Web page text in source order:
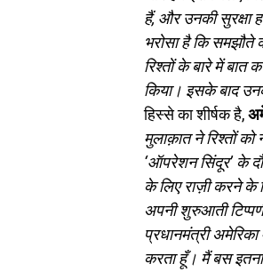
हैं, और उनकी सुरक्षा
भरोसा है कि समझौते
रिश्तों के बारे में बात
किया। इसके बाद
हिस्से का शीर्षक है,
मुलाक़ात ने रिश्तों को
‘ऑपरेशन सिंदूर’ के
के लिए राज़ी करने के
अपनी शुरुआती
प्रधानमंत्री
करता हूँ। मैं बस